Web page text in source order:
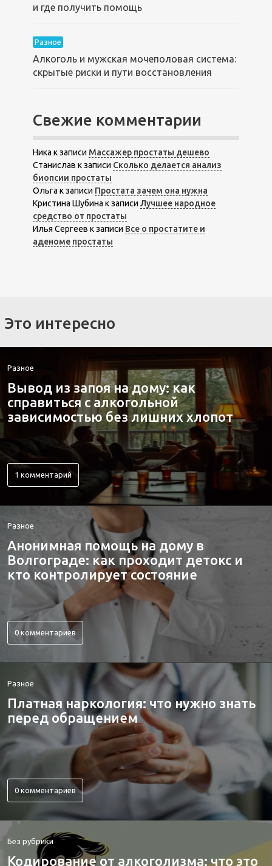
и где получить помощь
Разное
Алкоголь и мужская мочеполовая система:
скрытые риски и пути восстановления
Свежие комментарии
Ника к записи Массажер простаты дешево
Станислав к записи Сколько делается анализ
биопсии простаты
Ольга к записи Простата зачем она нужна
Кристина Шубина к записи Лучшее народное
средство от простаты
Илья Сергеев к записи Все о простатите и
аденоме простаты
Это интересно
Разное
Вывод из запоя на дому: как
справиться с алкогольной
зависимостью без лишних хлопот
1 комментарий
Разное
Анонимная помощь на дому в
Волгограде: как проходит детокс и
кто контролирует состояние
0 комментариев
Разное
Платная наркология: что нужно знать
перед обращением
0 комментариев
Без рубрики
Кодирование от алкоголизма: что это